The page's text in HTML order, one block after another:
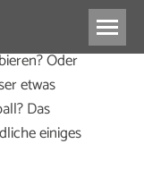
Oder
etwas
Das
einiges